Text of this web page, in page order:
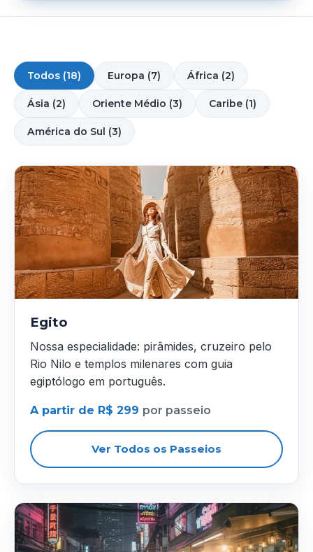
Todos (18) Europa (7) África (2)
Ásia (2) Oriente Médio (3) Caribe (1)
América do Sul (3)
Egito
Nossa especialidade: pirâmides, cruzeiro pelo
Rio Nilo e templos milenares com guia
egiptólogo em português.
A partir de R$ 299 por passeio
Ver Todos os Passeios